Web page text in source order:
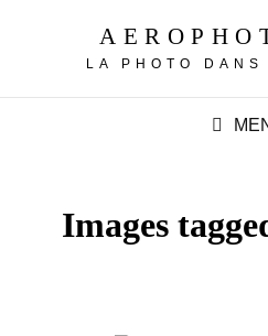
LA PHOTO DANS
Images